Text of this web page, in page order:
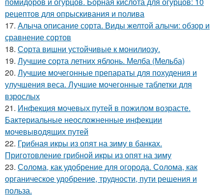
рецептов для опрыскивания и полива
17. Алыча описание сорта. Виды желтой алычи: обзор и
сравнение сортов
18. Сорта вишни устойчивые к монилиозу.
19. Лучшие сорта летних яблонь. Мелба (Мельба)
20. Лучшие мочегонные препараты для похудения и
улучшения веса. Лучшие мочегонные таблетки для
взрослых
21. Инфекция мочевых путей в пожилом возрасте.
Бактериальные неосложненные инфекции
мочевыводящих путей
22. Грибная икры из опят на зиму в банках.
Приготовление грибной икры из опят на зиму
23. Солома, как удобрение для огорода. Солома, как
органическое удобрение, трудности, пути решения и
польза.